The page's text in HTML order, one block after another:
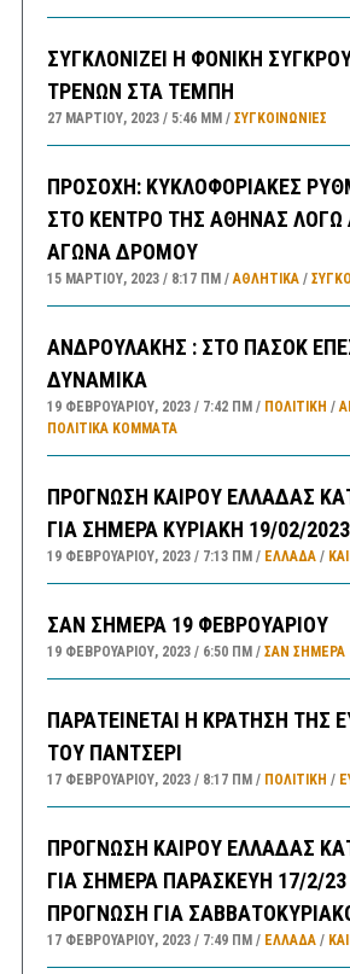
ΣΥΓΚΛΟΝΙΖΕΙ Η ΦΟΝΙΚΗ
ΤΡΕΝΩΝ ΣΤΑ ΤΕΜΠΗ
27 ΜΑΡΤΊΟΥ, 2023 5:46 ΜΜ ΣΥΓΚΟΙΝΩΝΊΕΣ
ΠΡΟΣΟΧΗ: ΚΥΚΛΟΦΟΡΙΑΚΕΣ
ΣΤΟ ΚΕΝΤΡΟ ΤΗΣ ΑΘΗΝΑΣ ΛΟΓΩ
ΑΓΩΝΑ ΔΡΟΜΟΥ
15 ΜΑΡΤΊΟΥ, 2023 8:17 ΠΜ ΑΘΛΗΤΙΚΑ/
ΑΝΔΡΟΥΛΑΚΗΣ : ΣΤΟ ΠΑΣΟΚ
ΔΥΝΑΜΙΚΑ
19 ΦΕΒΡΟΥΑΡΊΟΥ, 2023 7:42 ΠΜ ΠΟΛΙΤΙΚΗ /
ΠΟΛΙΤΙΚΆ ΚΌΜΜΑΤΑ
ΠΡΟΓΝΩΣΗ ΚΑΙΡΟΥ ΕΛΛΑΔΑΣ
ΓΙΑ ΣΗΜΕΡΑ ΚΥΡΙΑΚΗ 19/02/2023
19 ΦΕΒΡΟΥΑΡΊΟΥ, 2023 7:13 ΠΜ ΕΛΛΑΔA/
ΣΑΝ ΣΗΜΕΡΑ 19 ΦΕΒΡΟΥΑΡΙΟΥ
19 ΦΕΒΡΟΥΑΡΊΟΥ, 2023 6:50 ΠΜ ΣΑΝ ΣΉΜΕΡΑ
ΠΑΡΑΤΕΙΝΕΤΑΙ Η ΚΡΑΤΗΣΗ ΤΗΣ
ΤΟΥ ΠΑΝΤΣΕΡΙ
17 ΦΕΒΡΟΥΑΡΊΟΥ, 2023 8:17 ΠΜ ΠΟΛΙΤΙΚΗ /
ΠΡΟΓΝΩΣΗ ΚΑΙΡΟΥ ΕΛΛΑΔΑΣ
ΓΙΑ ΣΗΜΕΡΑ ΠΑΡΑΣΚΕΥΗ 17/2/23
ΠΡΟΓΝΩΣΗ ΓΙΑ
17 ΦΕΒΡΟΥΑΡΊΟΥ, 2023 7:49 ΠΜ ΕΛΛΑΔA/